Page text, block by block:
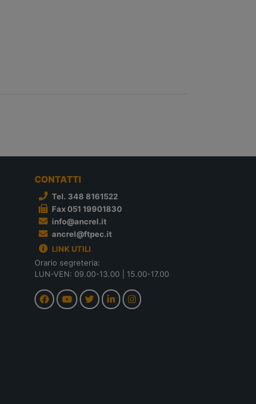
CONTATTI
Tel. 348 8161522
Fax 051 19901830
info@ancrel.it
ancrel@ftpec.it
LINK UTILI
Orario segreteria:
LUN-VEN: 09.00-13.00 | 15.00-17.00